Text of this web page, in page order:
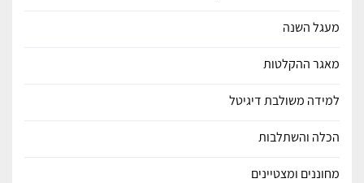
מעגל השנה
מאגר ההקלטות
למידה משולבת דיגיטל
הכלה והשתלבות
מחוננים ומצטיינים